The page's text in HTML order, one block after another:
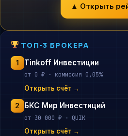
▲ Открыть
ТОП-3 БРОКЕРА
1 Tinkoff Инвестиции
от 0 ₽ · комиссия 0,05%
Открыть счёт →
2 БКС Мир Инвестиций
от 30 000 ₽ · QUIK
Открыть счёт →